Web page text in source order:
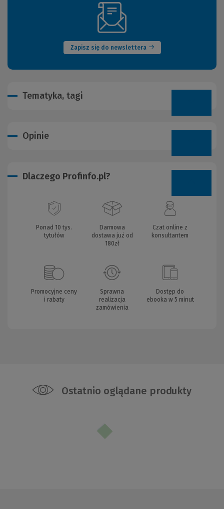
Zapisz się do newslettera
(Nowe
okno)
Tematyka, tagi
Opinie
Dlaczego Profinfo.pl?
Ponad 10 tys.
tytułów
Darmowa
dostawa już od
180zł
Czat online z
konsultantem
Promocyjne ceny
i rabaty
Sprawna
realizacja
zamówienia
Dostęp do
ebooka w 5 minut
Ostatnio oglądane produkty